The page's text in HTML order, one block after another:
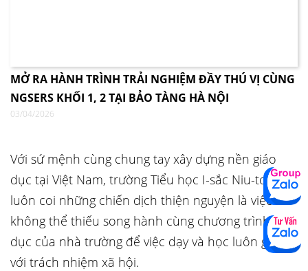
MỞ RA HÀNH TRÌNH TRẢI NGHIỆM ĐẦY THÚ VỊ CÙNG
NGSERS KHỐI 1, 2 TẠI BẢO TÀNG HÀ NỘI
03/04/2026
Với sứ mệnh cùng chung tay xây dựng nền giáo
dục tại Việt Nam, trường Tiểu học I-sắc Niu-tơn
luôn coi những chiến dịch thiện nguyện là việc
không thể thiếu song hành cùng chương trình giáo
dục của nhà trường để việc dạy và học luôn gắn
với trách nhiệm xã hội.